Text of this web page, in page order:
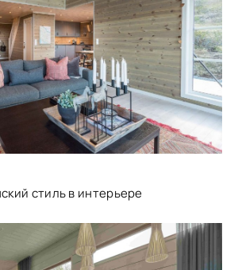
стиль в интерьере